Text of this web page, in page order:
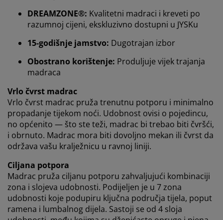
DREAMZONE®: Kvalitetni madraci i kreveti po
razumnoj cijeni, ekskluzivno dostupni u JYSKu
15-godišnje jamstvo: Dugotrajan izbor
Obostrano korištenje: Produljuje vijek trajanja
madraca
Vrlo čvrst madrac
Vrlo čvrst madrac pruža trenutnu potporu i minimalno
propadanje tijekom noći. Udobnost ovisi o pojedincu,
no općenito — što ste teži, madrac bi trebao biti čvršći,
i obrnuto. Madrac mora biti dovoljno mekan ili čvrst da
održava vašu kralježnicu u ravnoj liniji.
Ciljana potpora
Madrac pruža ciljanu potporu zahvaljujući kombinaciji
zona i slojeva udobnosti. Podijeljen je u 7 zona
udobnosti koje podupiru ključna područja tijela, poput
ramena i lumbalnog dijela. Sastoji se od 4 sloja
Personaliziramo vaše iskustvo
U JYSKu koristimo kolačiće i mobilne identifikatore kako
bismo osigurali dobro korisničko iskustvo prilikom
posjeta našoj web stranici. Kolačići prikupljaju
informacije o vama u svrhu funkcionalnosti, statistike i
Prihvaćanjem marketinških kolačića dijelit ćemo vaše
podatke o pregledavanju s marketinškim partnerima
(npr. Google, Meta i TikTok) za personalizirane i
statične oglase. Više o svrhama možete pročitati klikom
na opciju „PRILAGODI“ te u svakom trenutku povući
"PRIHVATI SVE" dajete suglasnost za sve tri svrhe.
Pročitajte više o prikupljanju i obradi osobnih
podatakai našojpolitici kolačića.